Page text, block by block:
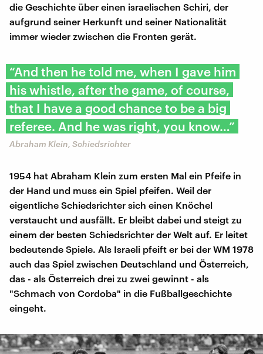
die Geschichte über einen israelischen Schiri, der
aufgrund seiner Herkunft und seiner Nationalität
immer wieder zwischen die Fronten gerät.
“And then he told me, when I gave him
his whistle, after the game, of course,
that I have a good chance to be a big
referee. And he was right, you know…”
Abraham Klein, Schiedsrichter
1954 hat Abraham Klein zum ersten Mal ein Pfeife in
der Hand und muss ein Spiel pfeifen. Weil der
eigentliche Schiedsrichter sich einen Knöchel
verstaucht und ausfällt. Er bleibt dabei und steigt zu
einem der besten Schiedsrichter der Welt auf. Er leitet
bedeutende Spiele. Als Israeli pfeift er bei der WM 1978
auch das Spiel zwischen Deutschland und Österreich,
das - als Österreich drei zu zwei gewinnt - als
"Schmach von Cordoba" in die Fußballgeschichte
eingeht.